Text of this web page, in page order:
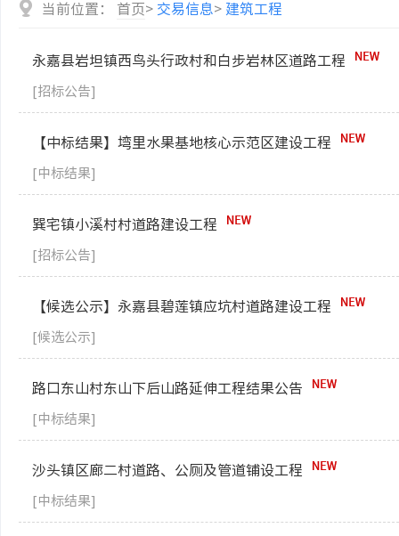
当前位置： 首页> 交易信息> 建筑工程
永嘉县岩坦镇西鸟头行政村和白步岩林区道路工程
[招标公告]
【中标结果】塆里水果基地核心示范区建设工程
[中标结果]
巽宅镇小溪村村道路建设工程
[招标公告]
【候选公示】永嘉县碧莲镇应坑村道路建设工程
[候选公示]
路口东山村东山下后山路延伸工程结果公告
[中标结果]
沙头镇区廊二村道路、公厕及管道铺设工程
[中标结果]